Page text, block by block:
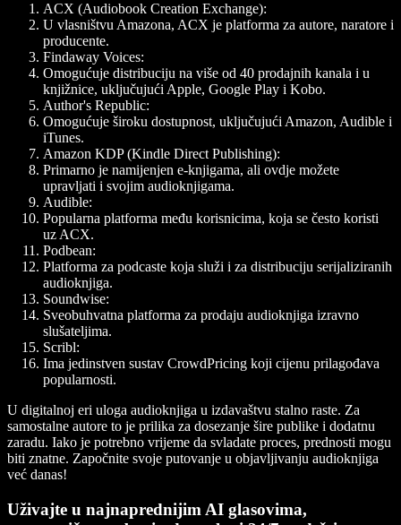
ACX (Audiobook Creation Exchange):
U vlasništvu Amazona, ACX je platforma za autore, naratore i
producente.
Findaway Voices:
Omogućuje distribuciju na više od 40 prodajnih kanala i u
knjižnice, uključujući Apple, Google Play i Kobo.
Author's Republic:
Omogućuje široku dostupnost, uključujući Amazon, Audible i
iTunes.
Amazon KDP (Kindle Direct Publishing):
Primarno je namijenjen e-knjigama, ali ovdje možete
upravljati i svojim audioknjigama.
Audible:
Popularna platforma među korisnicima, koja se često koristi
uz ACX.
Podbean:
Platforma za podcaste koja služi i za distribuciju serijaliziranih
audioknjiga.
Soundwise:
Sveobuhvatna platforma za prodaju audioknjiga izravno
slušateljima.
Scribl:
Ima jedinstven sustav CrowdPricing koji cijenu prilagođava
popularnosti.
U digitalnoj eri uloga audioknjiga u izdavaštvu stalno raste. Za
samostalne autore to je prilika za dosezanje šire publike i dodatnu
zaradu. Iako je potrebno vrijeme da svladate proces, prednosti mogu
biti znatne. Započnite svoje putovanje u objavljivanju audioknjiga
već danas!
Uživajte u najnaprednijim AI glasovima,